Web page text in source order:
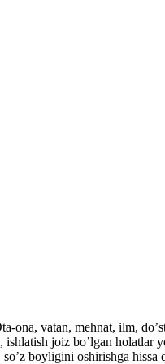
ona, vatan, mehnat, ilm,
joiz boʼlgan holatlar
boyligini oshirishga hissa